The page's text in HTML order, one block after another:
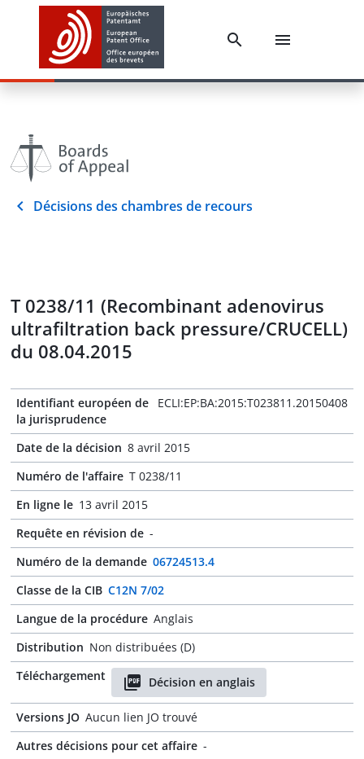
Décisions des chambres de recours
T 0238/11 (Recombinant adenovirus
ultrafiltration back pressure/CRUCELL)
du 08.04.2015
Identifiant européen de
la jurisprudence
ECLI:EP:BA:2015:T023811.20150408
Date de la décision 8 avril 2015
Numéro de l'affaire T 0238/11
En ligne le 13 avril 2015
Requête en révision de -
Numéro de la demande 06724513.4
Classe de la CIB C12N 7/02
Langue de la procédure Anglais
Distribution Non distribuées (D)
Téléchargement
Décision en anglais
Versions JO Aucun lien JO trouvé
Autres décisions pour cet affaire -